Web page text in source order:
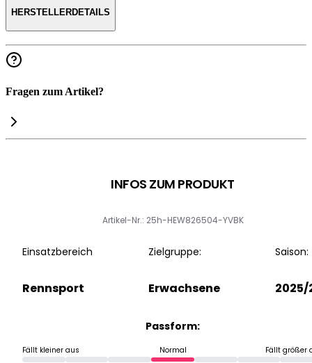
HERSTELLERDETAILS
Fragen zum Artikel?
INFOS ZUM PRODUKT
Artikel-Nr.: 25h-HEW826504-YVBK
Einsatzbereich
Rennsport
Zielgruppe:
Erwachsene
Saison:
2025/
Passform:
Fällt kleiner aus Normal Fällt größer